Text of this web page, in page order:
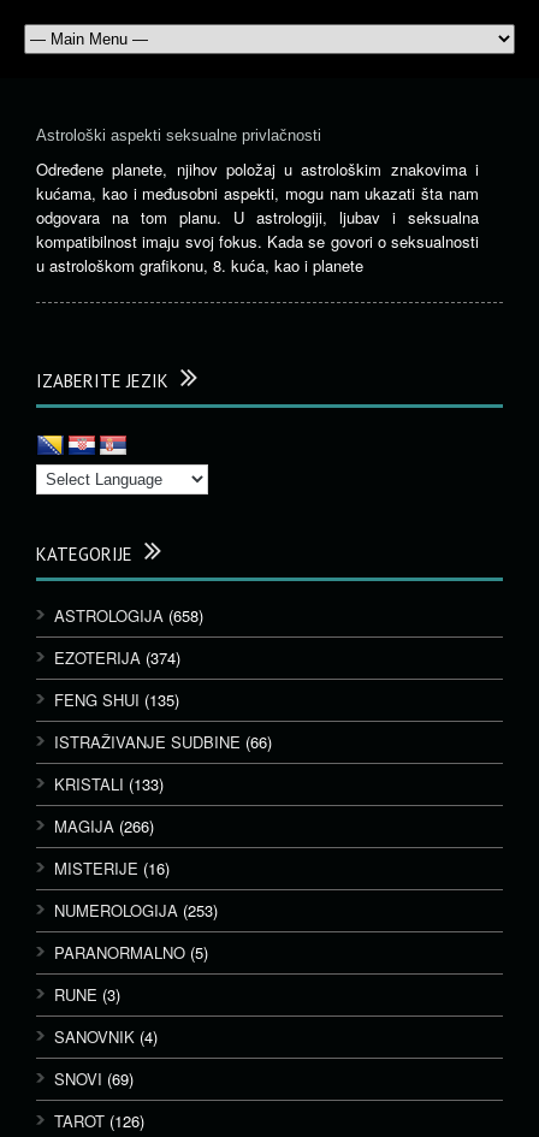
Astrološki aspekti seksualne privlačnosti
Određene planete, njihov položaj u astrološkim znakovima i
kućama, kao i međusobni aspekti, mogu nam ukazati šta nam
odgovara na tom planu. U astrologiji, ljubav i seksualna
kompatibilnost imaju svoj fokus. Kada se govori o seksualnosti
u astrološkom grafikonu, 8. kuća, kao i planete
IZABERITE JEZIK
KATEGORIJE
ASTROLOGIJA (658)
EZOTERIJA (374)
FENG SHUI (135)
ISTRAŽIVANJE SUDBINE (66)
KRISTALI (133)
MAGIJA (266)
MISTERIJE (16)
NUMEROLOGIJA (253)
PARANORMALNO (5)
RUNE (3)
SANOVNIK (4)
SNOVI (69)
TAROT (126)